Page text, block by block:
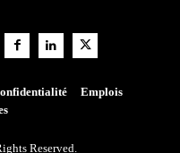
Emplois
Reserved.